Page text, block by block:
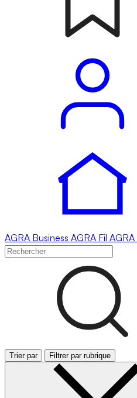
AGRA Business AGRA Fil AGRA
Trier par Filtrer par rubrique